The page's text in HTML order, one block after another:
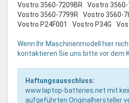
Vostro 3560-7209BR
Vostro 3560-
Vostro 3560-7799R
Vostro 3560-
Vostro P24F001
Vostro P34G
Wenn Ihr Maschinenmodell hier
kontaktieren Sie uns bitte vor dem
Haftungsausschluss:
www.laptop-batteries.net mit
aufgeführten Originalhersteller